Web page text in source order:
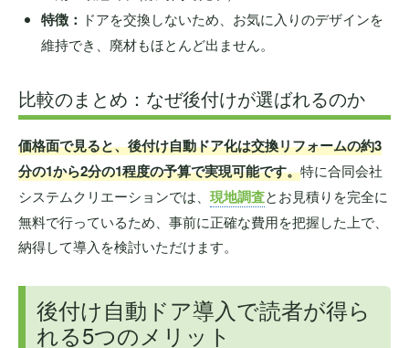
特徴： ドアを交換しないため、お気に入りのデザインを
維持でき、廃材もほとんど出ません。
比較のまとめ：なぜ後付けが選ばれるのか
価格面で見ると、後付け自動ドア化は交換リフォームの約3
分の1から2分の1程度の予算で実現可能です。特に合同会社
システムクリエーションでは、 現地調査とお見積りを完全に
無料で行っているため、事前に正確な費用を把握した上で、
納得して導入を検討いただけます。
後付け自動ドア導入で読者が得ら
れる5つのメリット